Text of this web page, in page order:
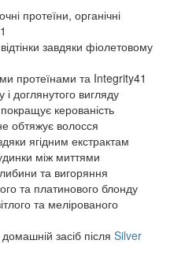
протеїни, органічні
завдяки фіолетовому
протеїнами та Integrity41
доглянутого вигляду
керованість
обтяжує волосся
ягідним екстрактам
між миттями
та вигоряння
та платинового блонду
та мелірованого
засіб після Silver